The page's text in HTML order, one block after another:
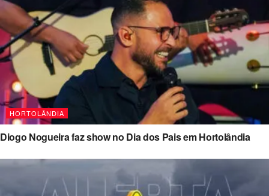
HORTOLÂNDIA
Diogo Nogueira faz show no Dia dos Pais em Hortolândia